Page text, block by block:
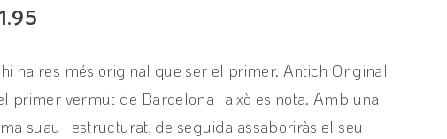
ha res més original que ser el primer. Antich Original
primer vermut de Barcelona i això es nota. Amb una
suau i estructurat, de seguida assaboriràs el seu